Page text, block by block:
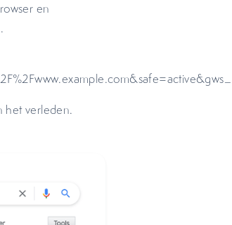
en
het verleden.